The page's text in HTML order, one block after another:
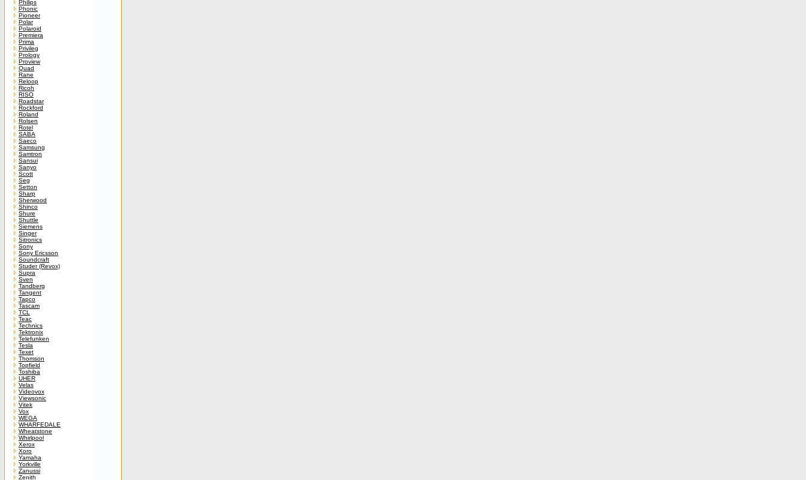
Philips
Phonic
Pioneer
Polar
Polaroid
Premiera
Prima
Privileg
Prology
Proview
Quad
Rane
Reloop
Ricoh
RISO
Roadstar
Rockford
Roland
Rolsen
Rotel
SABA
Saeco
Samsung
Samtron
Sansui
Sanyo
Scott
Seg
Setton
Sharp
Sherwood
Shinco
Shure
Shuttle
Siemens
Singer
Sitronics
Sony
Sony Ericsson
Soundcraft
Studer (Revox)
Supra
Sven
Tandberg
Tangent
Tapco
Tascam
TCL
Teac
Technics
Tektronix
Telefunken
Tesla
Texet
Thomson
Topfield
Toshiba
UHER
Velas
Videovox
Viewsonic
Vitek
Vox
WEGA
WHARFEDALE
Wheatstone
Whirlpool
Xerox
Xoro
Yamaha
Yorkville
Zanussi
Zenith